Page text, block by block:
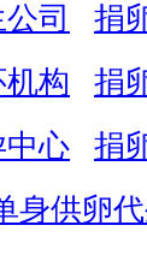
司
捐
构
捐
中心
捐
身供卵